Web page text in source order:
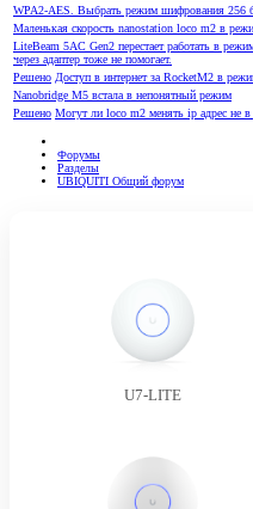
WPA2-AES. Выбрать режим шифрования 256
Маленькая скорость nanostation loco m2 в
LiteBeam 5AC Gen2 перестает работать в
через адаптер тоже не помогает.
Решено Доступ в интернет за RocketM2 в
Nanobridge M5 встала в непонятный режим
Решено Могут ли loco m2 менять ip адрес не в
Форумы
Разделы
UBIQUITI Общий форум
U7-LITE